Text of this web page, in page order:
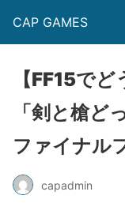
CAP GAMES
【FF15で
「剣と槍
ファイナル
capadmin